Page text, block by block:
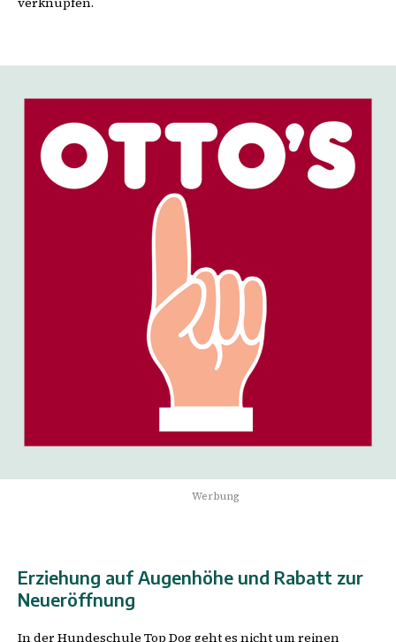
Werbung
Erziehung auf Augenhöhe und Rabatt zur
Neueröffnung
In der Hundeschule Top Dog geht es nicht um reinen